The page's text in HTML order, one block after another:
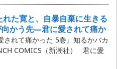
た寛と、自暴自棄に生きる
かう先―君に愛されて痛か
されて痛かった 5巻』知るかバカ
COMICS（新潮社） 君に愛